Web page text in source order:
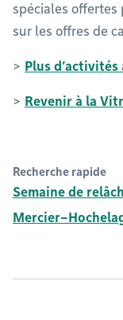
spéciales offertes
sur les offres de
> Plus
> Revenir à la
Recherche rapide
Semaine de